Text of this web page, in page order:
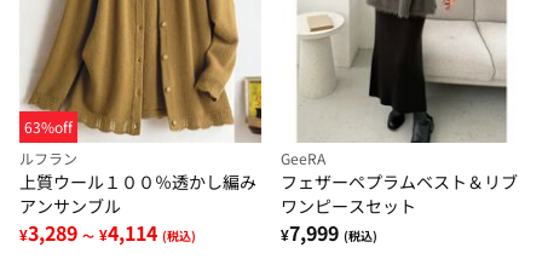
63%off
ルフラン
上質ウール１００％透かし編み
アンサンブル
¥3,289 ～ ¥4,114 (税込)
GeeRA
フェザーペプラムベスト＆リブ
ワンピースセット
¥7,999 (税込)